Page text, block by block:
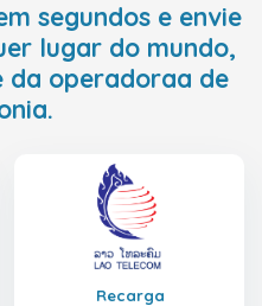
segundos e envie
lugar do mundo,
da operadoraa de
Recarga